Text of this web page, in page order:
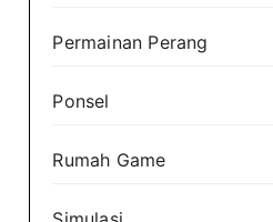
Permainan Perang
Ponsel
Rumah Game